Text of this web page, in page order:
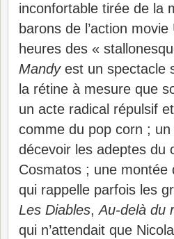
inconfortable tirée de la
barons de l’action
heures des «
Mandyest un spectacle
la rétine à mesure que
un acte radical répulsif
comme du pop corn ;
décevoir les adeptes du
Cosmatos ; une montée
qui rappelle parfois les
Les Diables,Au-delà du
qui n’attendait que